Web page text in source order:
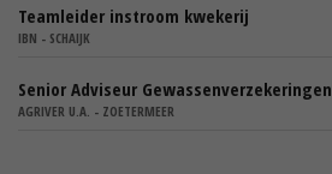
Teamleider instroom kwekerij
IBN - SCHAIJK
Senior Adviseur Gewassenverzekeringen
AGRIVER U.A. - ZOETERMEER